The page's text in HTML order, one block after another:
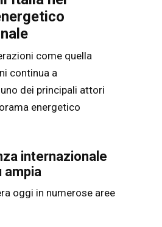
come quella
continua a
dei principali attori
energetico
internazionale
ampia
oggi in numerose aree